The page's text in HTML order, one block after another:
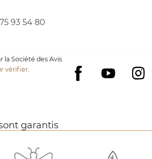
93 54 80
Facebook
YouTube
la Société des Avis
vérifier.
garantis